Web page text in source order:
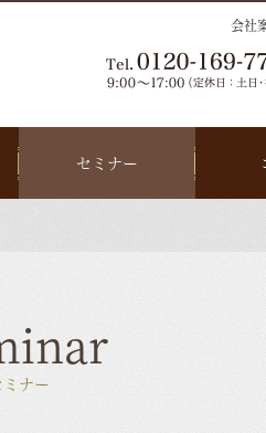
会社
セミナー
ミナー